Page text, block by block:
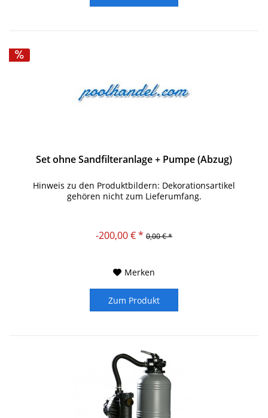
Set ohne Sandfilteranlage + Pumpe (Abzug)
Hinweis zu den Produktbildern: Dekorationsartikel
gehören nicht zum Lieferumfang.
-200,00 € * 0,00 € *
Merken
Zum Produkt